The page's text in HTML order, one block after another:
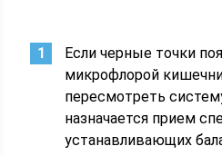
Если черные точки
микрофлорой
пересмотреть
назначается прием
устанавливающих